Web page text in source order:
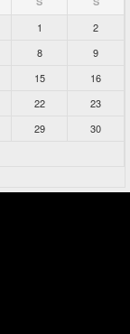
1
2
8
9
15
16
22
23
29
30